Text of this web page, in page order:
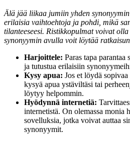
Älä jää liikaa jumiin yhden
erilaisia vaihtoehtoja ja pohdi, mikä
tilanteeseesi. Ristikkopulmat voivat
synonyymin avulla voit löytää
Harjoittele: Paras tapa parantaa
ja tutustua erilaisiin
Kysy apua: Jos et löydä
kysyä apua ystäviltäsi tai
löytyy helpommin.
Hyödynnä internetiä:
internetistä. On olemassa monia
sovelluksia, jotka voivat auttaa
synonyymit.